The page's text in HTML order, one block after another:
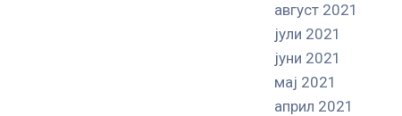
август 2021
јули 2021
јуни 2021
мај 2021
април 2021